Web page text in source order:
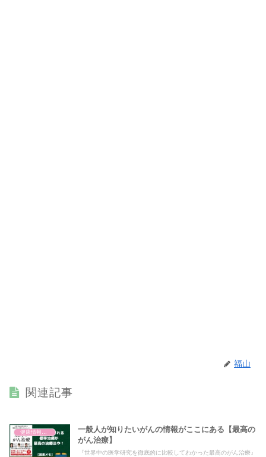
福山
関連記事
健康情報の読み解き・考え方
一般人が知りたいがんの情報がここにある【最高の
がん治療】
『世界中の医学研究を徹底的に比較してわかった最高のがん治療』